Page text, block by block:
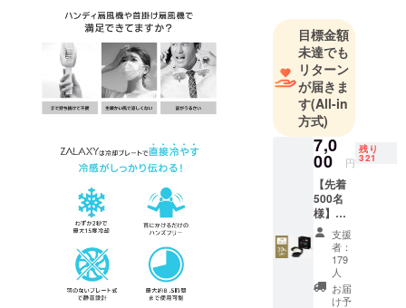
新案の取得
可能な商品
開発及び販
売を目指す
2020年11
月：クラウ
ドファン
ディング部
署の立ち上
目標金額
未達でも
リターン
が届きま
す(All-in
方式)
7,0
00 円
残り
321
【先着
500名
様】
『30％
オフ』
ZALAX
Y首掛け
冷温機
（BK）
支援
者：
179
人
お届
け予